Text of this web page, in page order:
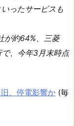
ったサービスも
が約64%、三菱
、今年3月末時点
、停電影響か (毎